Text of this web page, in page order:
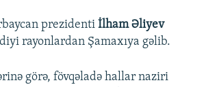
TELEFONUNUZDA
saytlarıprezidenti İlham Əliyev
rayonlardan Şamaxıya gəlib.
görə, fövqəladə hallar naziri